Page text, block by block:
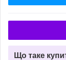
Що таке